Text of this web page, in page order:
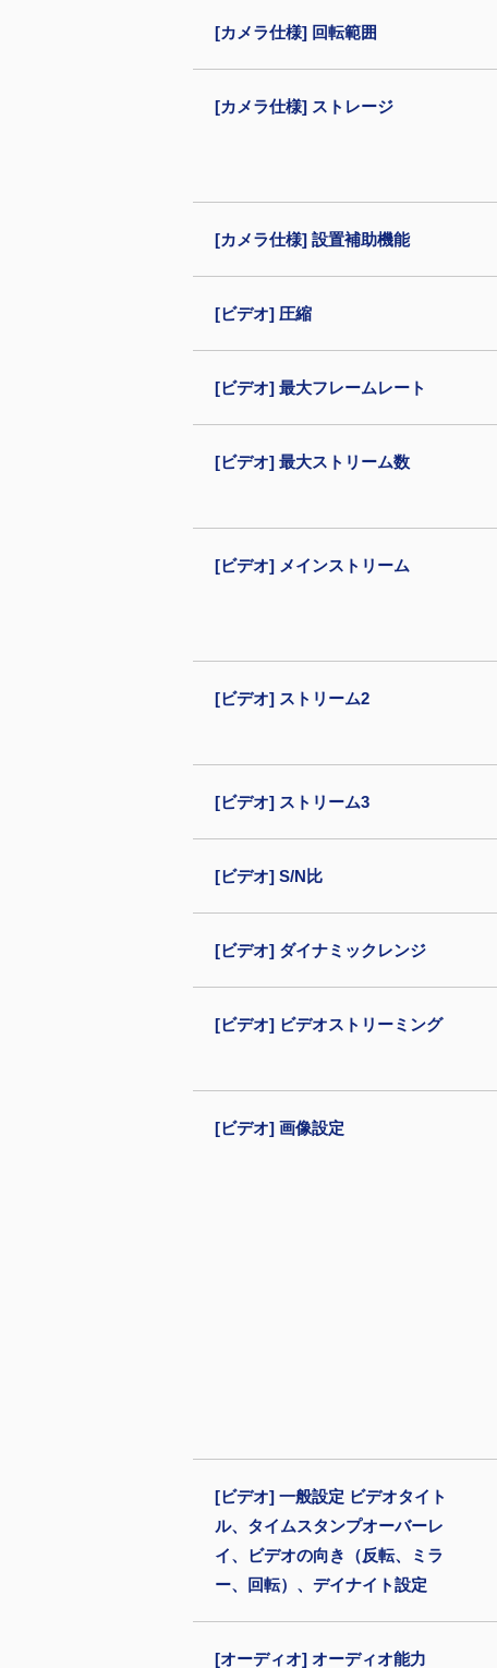
[カメラ仕様] 回転範囲
[カメラ仕様] ストレージ
[カメラ仕様] 設置補助機能
[ビデオ] 圧縮
[ビデオ] 最大フレームレート
[ビデオ] 最大ストリーム数
[ビデオ] メインストリーム
[ビデオ] ストリーム2
[ビデオ] ストリーム3
[ビデオ] S/N比
[ビデオ] ダイナミックレンジ
[ビデオ] ビデオストリーミング
[ビデオ] 画像設定
[ビデオ] 一般設定 ビデオタイト
ル、タイムスタンプオーバーレ
イ、ビデオの向き（反転、ミラ
ー、回転）、デイナイト設定
[オーディオ] オーディオ能力